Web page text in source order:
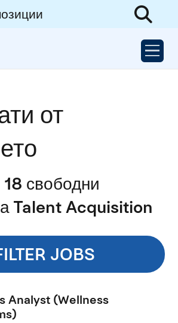
от
свободни
Talent Acquisition
JOBS
Analyst (Wellness